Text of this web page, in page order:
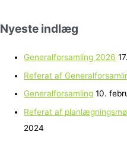
Nyeste indlæg
Generalforsamling 2026
Referat af
Generalforsamling 10.
Referat af
2024